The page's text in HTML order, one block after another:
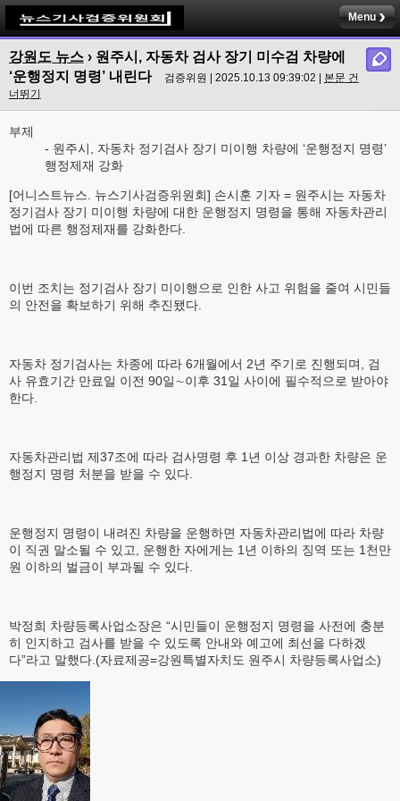
Menu
강원도 뉴스 › 원주시, 자동차 검사 장기 미수검 차량에
‘운행정지 명령’ 내린다
검증위원 | 2025.10.13 09:39:02 | 본문 건
너뛰기
부제
- 원주시, 자동차 정기검사 장기 미이행 차량에 ‘운행정지 명령’
행정제재 강화
[어니스트뉴스. 뉴스기사검증위원회] 손시훈 기자 = 원주시는 자동차
정기검사 장기 미이행 차량에 대한 운행정지 명령을 통해 자동차관리
법에 따른 행정제재를 강화한다.
이번 조치는 정기검사 장기 미이행으로 인한 사고 위험을 줄여 시민들
의 안전을 확보하기 위해 추진됐다.
자동차 정기검사는 차종에 따라 6개월에서 2년 주기로 진행되며, 검
사 유효기간 만료일 이전 90일∼이후 31일 사이에 필수적으로 받아야
한다.
자동차관리법 제37조에 따라 검사명령 후 1년 이상 경과한 차량은 운
행정지 명령 처분을 받을 수 있다.
운행정지 명령이 내려진 차량을 운행하면 자동차관리법에 따라 차량
이 직권 말소될 수 있고, 운행한 자에게는 1년 이하의 징역 또는 1천만
원 이하의 벌금이 부과될 수 있다.
박정희 차량등록사업소장은 “시민들이 운행정지 명령을 사전에 충분
히 인지하고 검사를 받을 수 있도록 안내와 예고에 최선을 다하겠
다”라고 말했다.(자료제공=강원특별자치도 원주시 차량등록사업소)